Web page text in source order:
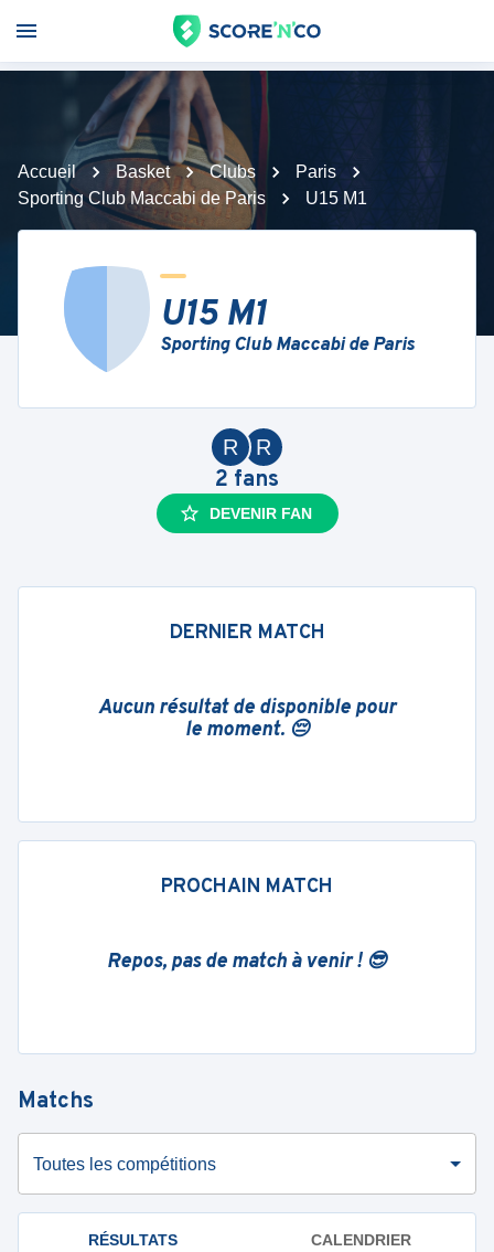
Accueil Basket Clubs
Paris
Sporting Club Maccabi de Paris
U15 M1
U15 M1
Sporting Club Maccabi de Paris
R
R
2 fans
DEVENIR FAN
DERNIER MATCH
Aucun résultat de disponible pour
le moment. 😔
PROCHAIN MATCH
Repos, pas de match à venir ! 😎
Matchs
Toutes les compétitions
RÉSULTATS CALENDRIER